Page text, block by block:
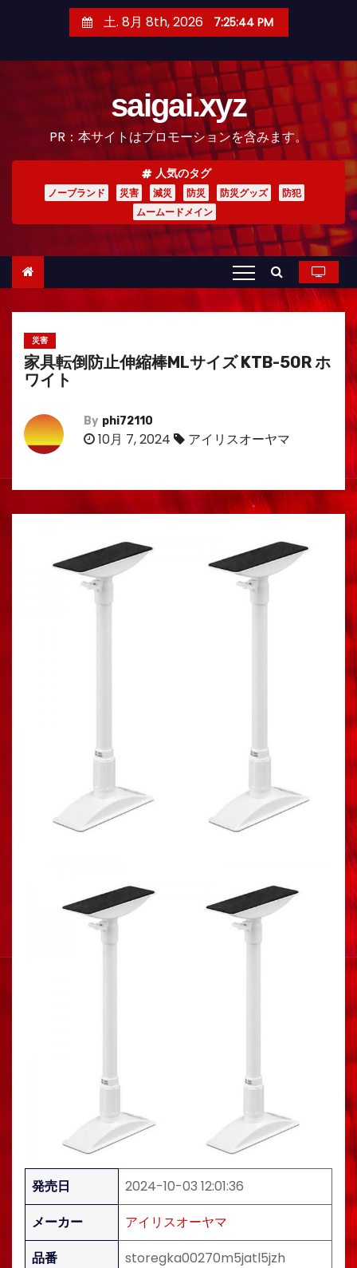
土. 8月 8th, 2026 7:25:45 PM
saigai.xyz
PR：本サイトはプロモーションを含みます。
人気のタグ
ノーブランド 災害 減災 防災 防災グッズ
防犯
ムームードメイン
災害
家具転倒防止伸縮棒MLサイズ KTB-50R ホ
ワイト
By phi72110
10月 7, 2024 アイリスオーヤマ
発売日
2024-10-03 12:01:36
メーカー
アイリスオーヤマ
品番
storegka00270m5jatl5jzh